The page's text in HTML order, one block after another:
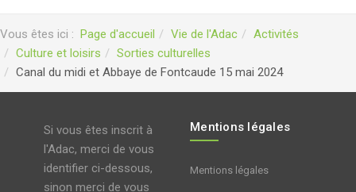
Vous êtes ici : Page d'accueil Vie de l'Adac
Activités
Culture et loisirs
Sorties culturelles
Canal du midi et Abbaye de Fontcaude 15 mai 2024
Si vous êtes inscrit à
l'Adac, merci de vous
identifier ci-dessous,
sinon merci de vous
Mentions légales
Mentions légales